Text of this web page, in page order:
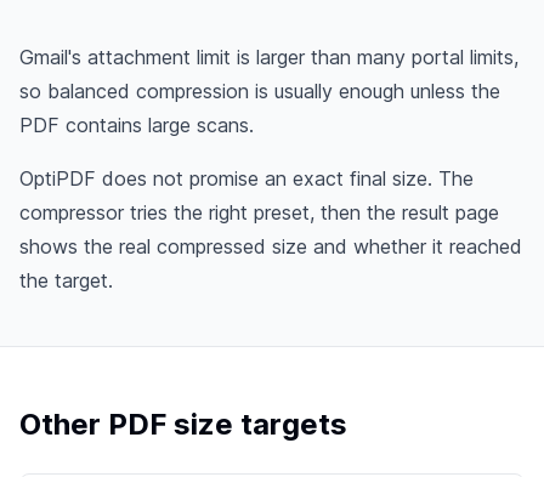
Gmail's attachment limit is larger than many portal limits,
so balanced compression is usually enough unless the
PDF contains large scans.
OptiPDF does not promise an exact final size. The
compressor tries the right preset, then the result page
shows the real compressed size and whether it reached
the target.
Other PDF size targets